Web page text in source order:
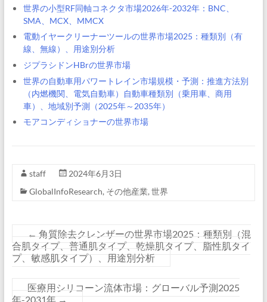
世界の小型RF同軸コネクタ市場2026年-2032年：BNC、
SMA、MCX、MMCX
電動イヤークリーナーツールの世界市場2025：種類別（有
線、無線）、用途別分析
ジプラシドンHBrの世界市場
世界の自動車用パワートレイン市場規模・予測：推進方法別
（内燃機関、電気自動車）自動車種類別（乗用車、商用
車）、地域別予測（2025年～2035年）
モアコンディショナーの世界市場
staff
2024年6月3日
GlobalInfoResearch, その他産業, 世界
← 角質除去クレンザーの世界市場2025：種類別（混
合肌タイプ、普通肌タイプ、乾燥肌タイプ、脂性肌タイ
プ、敏感肌タイプ）、用途別分析
医療用シリコーン流体市場：グローバル予測2025
年-2031年 →